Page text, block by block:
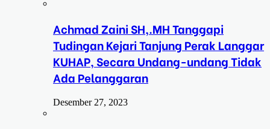
Achmad Zaini SH,.MH Tanggapi
Tudingan Kejari Tanjung Perak Langgar
KUHAP, Secara Undang-undang Tidak
Ada Pelanggaran
Desember 27, 2023